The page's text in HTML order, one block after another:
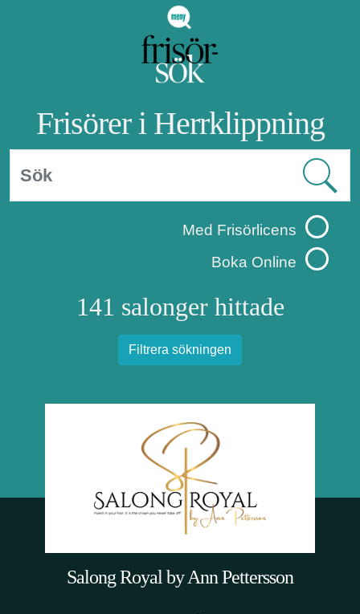
Frisörer i Herrklippning
Med Frisörlicens
Boka Online
141 salonger hittade
Filtrera sökningen
Salong Royal by Ann Pettersson